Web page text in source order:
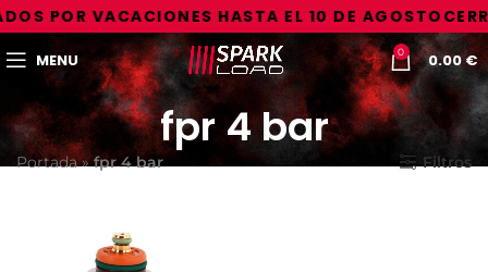
POR VACACIONES HASTA EL 10 DE AGOSTO
MENU 0 0.00€
fpr 4 bar
Portada»fpr 4 bar Filtros